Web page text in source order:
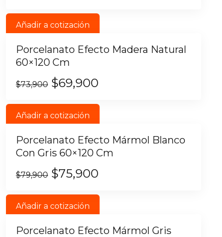
Añadir a cotización
Porcelanato Efecto Madera Natural
60×120 Cm
$73,900 $69,900
Añadir a cotización
Porcelanato Efecto Mármol Blanco
Con Gris 60×120 Cm
$79,900 $75,900
Añadir a cotización
Porcelanato Efecto Mármol Gris